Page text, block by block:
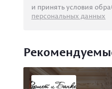
и принять условия
персональных данных